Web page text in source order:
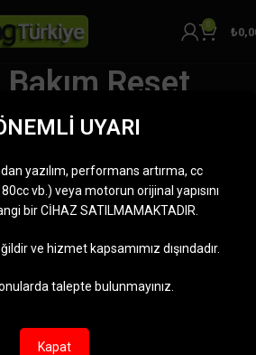
0
₺
Reset
Bakım Reset” olarak etiketlendi
UYARI
yazılım, performans artırma, cc
vb.) veya motorun orijinal yapısını
bir CİHAZ SATILMAMAKTADIR.
ve hizmet kapsamımız dışındadır.
talepte bulunmayınız.
Kapat